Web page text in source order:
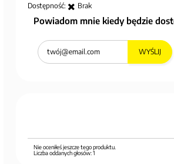
Dostępność: Brak
Powiadom mnie kiedy będzie
WYŚLIJ
Nie oceniłeś jeszcze tego produktu.
Liczba oddanych głosów:1